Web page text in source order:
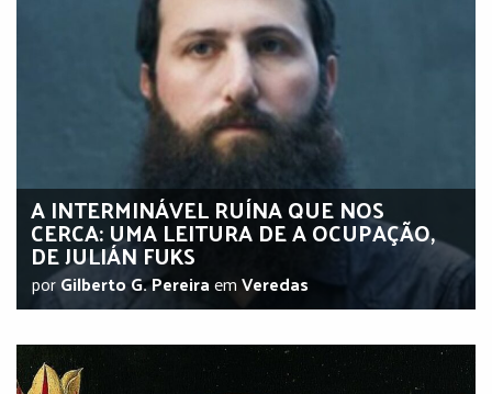
A INTERMINÁVEL RUÍNA QUE NOS
CERCA: UMA LEITURA DE A OCUPAÇÃO,
DE JULIÁN FUKS
porGilberto G. PereiraemVeredas